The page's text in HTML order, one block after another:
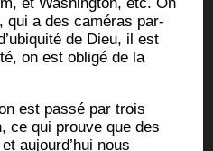
qui a des camé­ras par­
de Dieu, il est
on est obli­gé de la
est pas­sé par trois
ce qui prouve que des
aujourd’hui nous